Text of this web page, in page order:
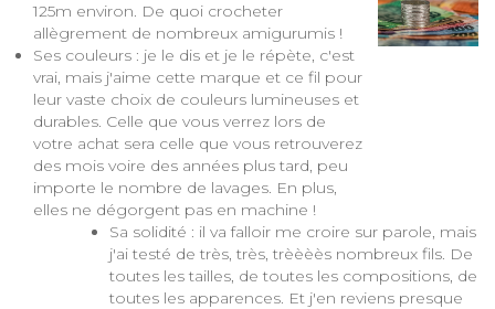
125m environ. De quoi crocheter
allègrement de nombreux amigurumis !
Ses couleurs : je le dis et je le répète, c'est
vrai, mais j'aime cette marque et ce fil pour
leur vaste choix de couleurs lumineuses et
durables. Celle que vous verrez lors de
votre achat sera celle que vous retrouverez
des mois voire des années plus tard, peu
importe le nombre de lavages. En plus,
elles ne dégorgent pas en machine !
Sa solidité : il va falloir me croire sur parole, mais
j'ai testé de très, très, trèèèès nombreux fils. De
toutes les tailles, de toutes les compositions, de
toutes les apparences. Et j'en reviens presque